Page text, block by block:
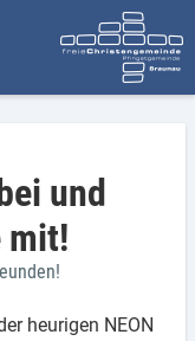
und
mit!
heurigen NEON